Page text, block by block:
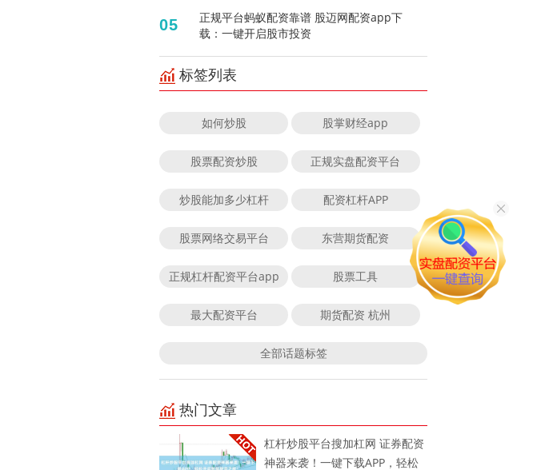
05
正规平台蚂蚁配资靠谱 股迈网配资app下
载：一键开启股市投资
标签列表
如何炒股 股掌财经app
股票配资炒股 正规实盘配资平台
炒股能加多少杠杆 配资杠杆APP
股票网络交易平台 东营期货配资
正规杠杆配资平台app 股票工具
最大配资平台 期货配资 杭州
全部话题标签
热门文章
杠杆炒股平台搜加杠网 证券配资
神器来袭！一键下载APP，轻松